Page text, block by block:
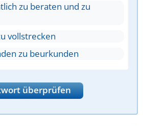
zu beraten und zu
vollstrecken
zu beurkunden
überprüfen